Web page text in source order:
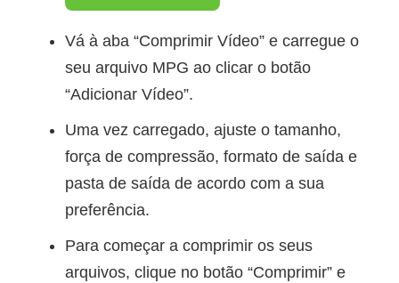
Vá à aba “Comprimir Vídeo” e carregue o
seu arquivo MPG ao clicar o botão
“Adicionar Vídeo”.
Uma vez carregado, ajuste o tamanho,
força de compressão, formato de saída e
pasta de saída de acordo com a sua
preferência.
Para começar a comprimir os seus
arquivos, clique no botão “Comprimir” e